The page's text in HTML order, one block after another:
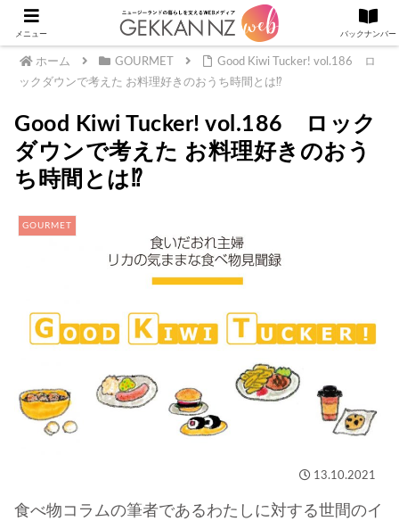
ホーム GOURMET
Good Kiwi Tucker! vol.186 ロ
ックダウンで考えた お料理好きのおうち時間とは⁉︎
Good Kiwi Tucker! vol.186 ロック
ダウンで考えた お料理好きのおう
ち時間とは⁉︎
GOURMET
13.10.2021
食べ物コラムの筆者であるわたしに対する世間のイ
メニュー バックナンバー